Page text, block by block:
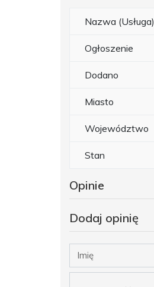
Nazwa (Usługa)
Ogłoszenie
Dodano
Miasto
Województwo
Stan
Opinie
Dodaj opinię